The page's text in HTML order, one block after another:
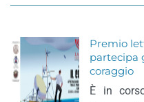
Premio
partecipa
coraggio
È in